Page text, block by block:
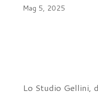
Mag 5, 2025
Lo Studio Gellini,